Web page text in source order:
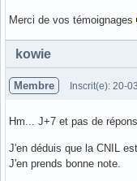
Merci de vos témoignages
Hors ligne
kowie
Membre Inscrit(e): 20-
Hm... J+7 et pas de
J'en déduis que la CNIL
J'en prends bonne note.